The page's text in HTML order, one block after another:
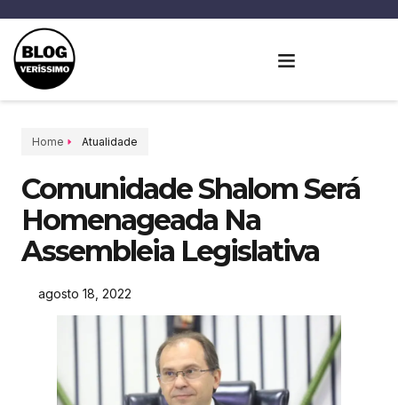
Home Atualidade
Comunidade Shalom Será
Homenageada Na
Assembleia Legislativa
agosto 18, 2022